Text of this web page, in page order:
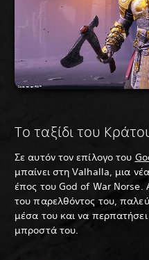
Το ταξίδι του
Σε αυτόν τον επίλογο του
μπαίνει στη Valhalla, μια
έπος του God of War Norse.
του παρελθόντος του,
μέσα του και να
μπροστά του.